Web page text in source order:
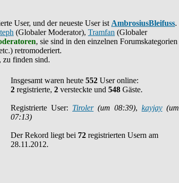
User, und der neueste User ist AmbrosiusBleifuss.
(Globaler Moderator), Tramfan (Globaler
, sie sind in den einzelnen Forumskategorien
retromoderiert.
zu finden sind.
Insgesamt waren heute 552 User online:
2 registrierte, 2 versteckte und 548 Gäste.
Registrierte User: Tiroler(um 08:39), kayjay (um
07:13)
Der Rekord liegt bei 72 registrierten Usern am
28.11.2012.